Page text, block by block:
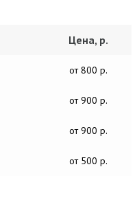
Цена, р.
от 800 р.
от 900 р.
от 900 р.
от 500 р.